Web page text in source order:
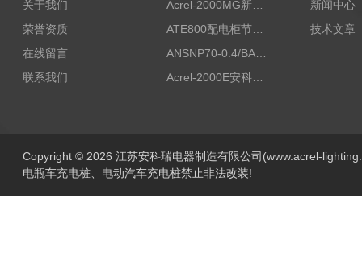
关于我们
荣誉资质
在线留言
联系我们
Acrel-2000MG新能源消纳安科瑞微电网能量管理系统
ATE800配电柜节点无线测温/表带捆绑/无源感应取电
ANSNP70-0.4/BANSNP中线安防保护器 治理三相不平衡
Acrel-2000E安科瑞Acrel配电室综合监控系统
新闻中心
技术文章
Copyright © 2026 江苏安科瑞电器制造有限公司(www.acrel-
电瓶车充电桩、电动汽车充电桩禁止非法改装!